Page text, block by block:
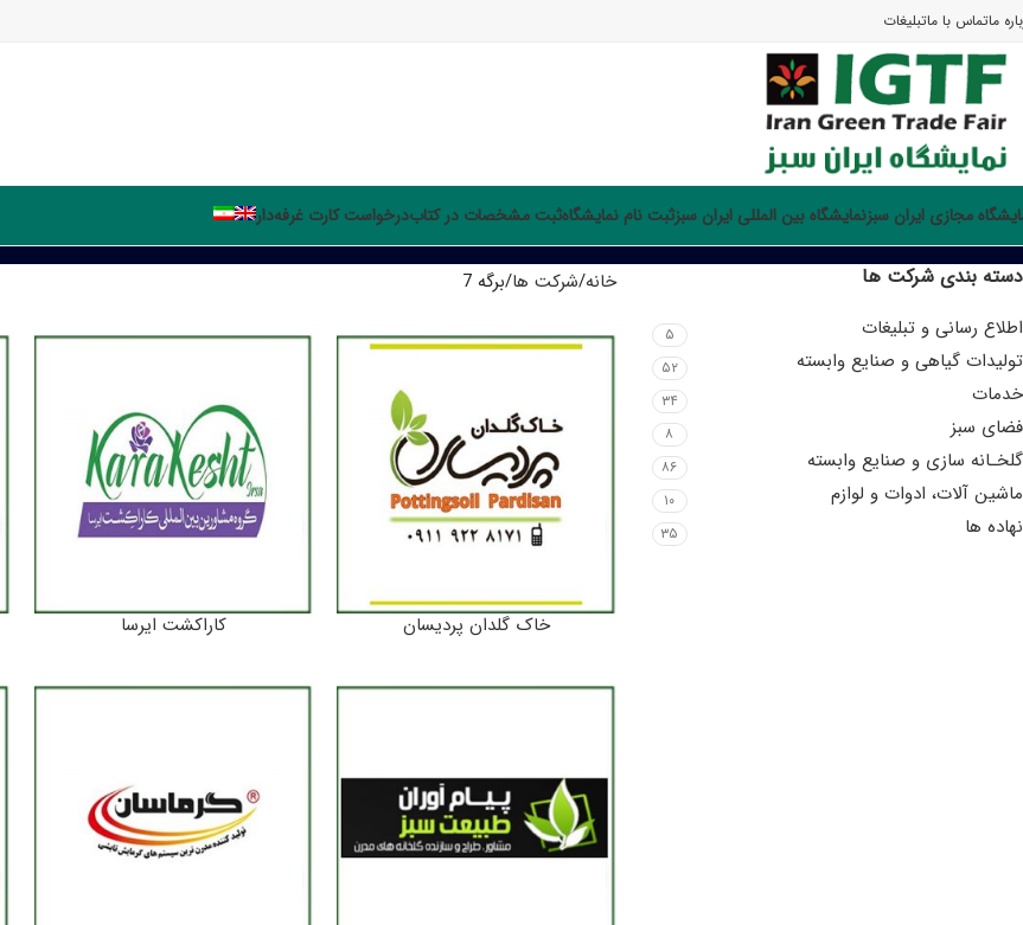
ماتماس با ماتبلیغات
مجازی ایران سبزنمایشگاه بین المللی ایران سبزثبت نام نمایشگاهثبت مشخصات در کتابدرخواست کارت غرفه‌دار
دسته بندی شرکت ها
اطلاع رسانی و تبلیغات ۵
تولیدات گیاهی و صنایع وابسته ۵۲
خدمات ۳۴
فضای سبز ۸
گلخـانه سازی و صنایع وابسته ۸۶
ماشین آلات، ادوات و لوازم ۱۰
نهاده ها ۳۵
خانه شرکت ها برگه 7
خاک گلدان پردیسان کاراکشت ایرسا